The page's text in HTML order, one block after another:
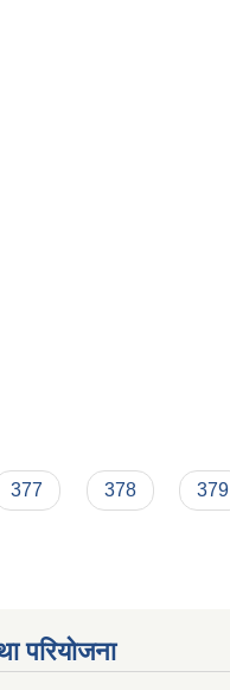
377
378 379
परियोजना